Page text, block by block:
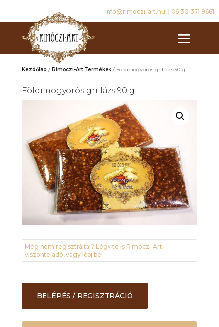
info@rimoczi-art.hu 06 30 371 9661
Kezdőlap / Rimoczi-Art Termékek/ Földimogyorós grillázs 90 g
Földimogyorós grillázs 90 g
Még nem regisztráltál? Légy te is Rimóczi-Art
viszonteladó, vagy lépj be!
BELÉPÉS / REGISZTRÁCIÓ